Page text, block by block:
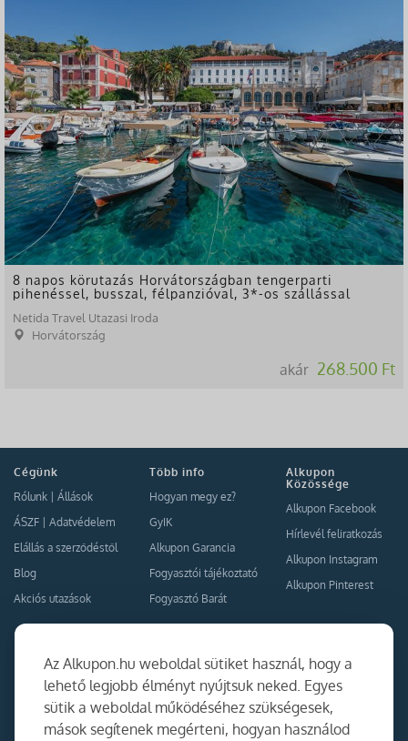
Az Alkupon.hu weboldal sütiket használ, hogy a
lehető legjobb élményt nyújtsuk neked. Egyes
sütik a weboldal működéséhez szükségesek,
mások segítenek megérteni, hogyan használod
8 napos körutazás Horvátországban tengerparti
pihenéssel, busszal, félpanzióval, 3*-os szállással
Netida Travel Utazasi Iroda
Horvátország
akár 268.500 Ft
Cégünk
Rólunk | Állások
ÁSZF | Adatvédelem
Elállás a szerződéstől
Blog
Akciós utazások
Több info
Hogyan megy ez?
GyIK
Alkupon Garancia
Fogyasztói tájékoztató
Fogyasztó Barát
Alkupon
Közössége
Alkupon Facebook
Hírlevél feliratkozás
Alkupon Instagram
Alkupon Pinterest
Együttműködés
Kapcsolat
Ajánlj nekünk!
Partner Belépés